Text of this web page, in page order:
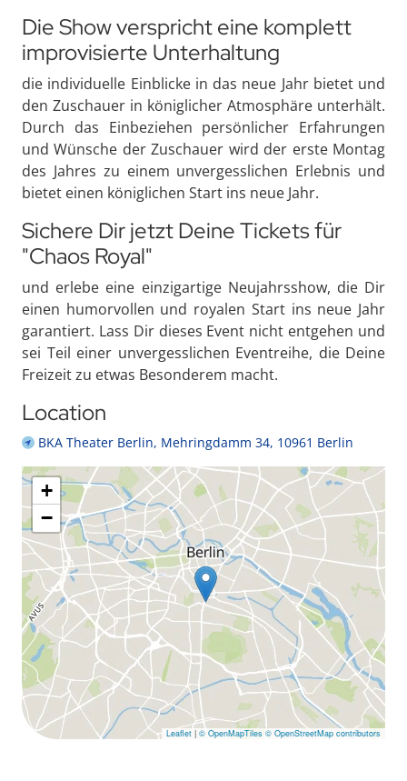
Die Show verspricht eine komplett
improvisierte Unterhaltung
die individuelle Einblicke in das neue Jahr bietet und
den Zuschauer in königlicher Atmosphäre unterhält.
Durch das Einbeziehen persönlicher Erfahrungen
und Wünsche der Zuschauer wird der erste Montag
des Jahres zu einem unvergesslichen Erlebnis und
bietet einen königlichen Start ins neue Jahr.
Sichere Dir jetzt Deine Tickets für
"Chaos Royal"
und erlebe eine einzigartige Neujahrsshow, die Dir
einen humorvollen und royalen Start ins neue Jahr
garantiert. Lass Dir dieses Event nicht entgehen und
sei Teil einer unvergesslichen Eventreihe, die Deine
Freizeit zu etwas Besonderem macht.
Location
BKA Theater Berlin, Mehringdamm 34, 10961 Berlin
+
−
Leaflet | © OpenMapTiles © OpenStreetMap contributors